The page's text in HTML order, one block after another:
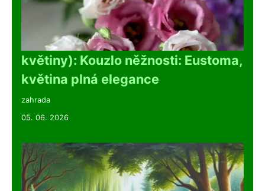
květiny): Kouzlo něžnosti: Eustoma,
květina plná elegance
zahrada
05. 06. 2026